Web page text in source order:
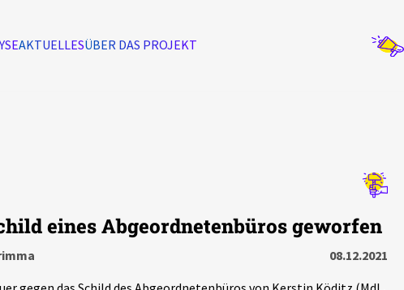
AKTUELLESÜBER DAS PROJEKT
eines Abgeordnetenbüros geworfen
08.12.2021